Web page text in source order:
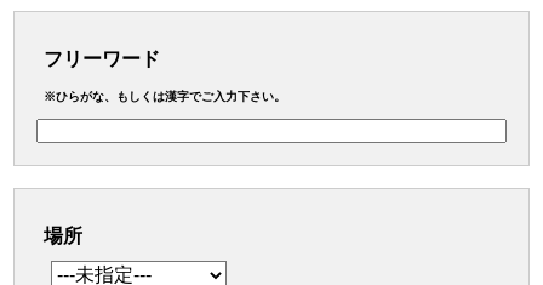
フリーワード
※ひらがな、もしくは漢字でご入力下さい。
場所